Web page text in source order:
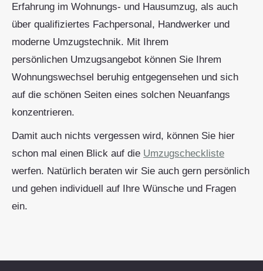
Erfahrung im Wohnungs- und Hausumzug, als auch
über qualifiziertes Fachpersonal, Handwerker und
moderne Umzugstechnik. Mit Ihrem
persönlichen Umzugsangebot können Sie Ihrem
Wohnungswechsel beruhig entgegensehen und sich
auf die schönen Seiten eines solchen Neuanfangs
konzentrieren.
Damit auch nichts vergessen wird, können Sie hier
schon mal einen Blick auf die Umzugscheckliste
werfen. Natürlich beraten wir Sie auch gern persönlich
und gehen individuell auf Ihre Wünsche und Fragen
ein.